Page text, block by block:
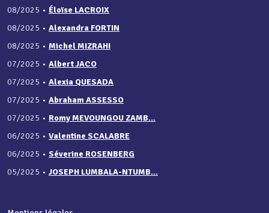
08/2025 • Éloïse LACROIX
08/2025 • Alexandra FORTIN
08/2025 • Michel MIZRAHI
07/2025 • Albert JACO
07/2025 • Alexia QUESADA
07/2025 • Abraham ASSESSO
07/2025 • Romy MEVOUNGOU ZAMB...
06/2025 • Valentine SCALABRE
06/2025 • Séverine ROSENBERG
05/2025 • JOSEPH LUMBALA-NTUMB...